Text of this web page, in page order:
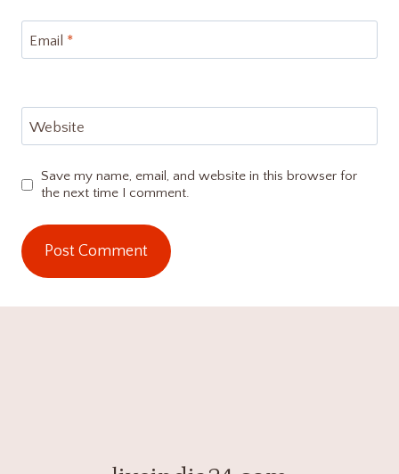
Email *
Website
Save my name, email, and website in this browser for
the next time I comment.